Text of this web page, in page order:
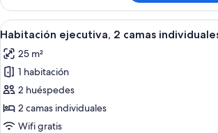
grande
ejecutiva,
cama
matrimonio
grande
Abrir
todas
las
fotos
de
Habitación
ejecutiva,
Una
8
Habitación ejecutiva, 2 camas
25 m²
1 habitación
2 huéspedes
2 camas individuales
Wifi gratis